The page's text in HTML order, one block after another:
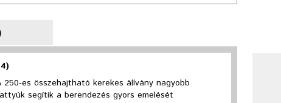
es összehajtható kerekes állvány nagyobb
segítik a berendezés gyors emelését